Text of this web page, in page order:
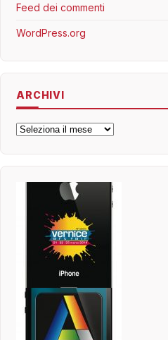
Feed dei commenti
WordPress.org
ARCHIVI
Archivi